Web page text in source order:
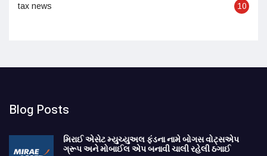
tax news 10
Blog Posts
મિરાઈ એસેટ મ્યુચ્યુઅલ ફંડના નામે બોગસ વોટ્સએપ
ગ્રૂપ અને મોબાઈલ એપ બનાવી ચાલી રહેલી ઠગાઈ